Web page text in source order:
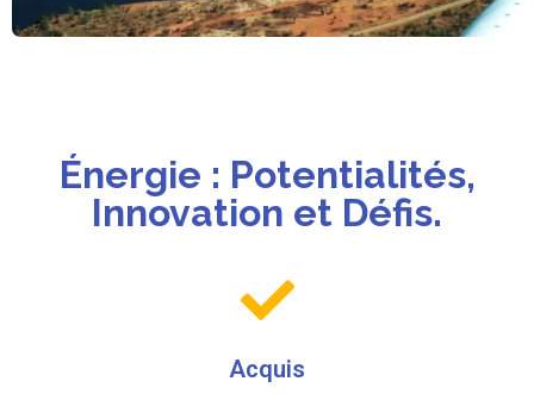
Énergie : Potentialités,
Innovation et Défis.
Acquis